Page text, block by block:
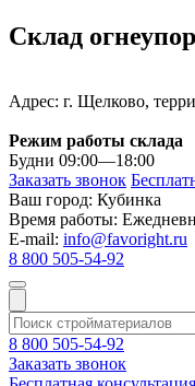
Склад
Адрес: г. Щелково,
Режим работы склада
Будни 09:00—18:00
Заказать звонок
Ваш город: Кубинка
Время работы:
E-mail: info@favoright.ru
8 800 505-54-92
8 800 505-54-92
Заказать звонок